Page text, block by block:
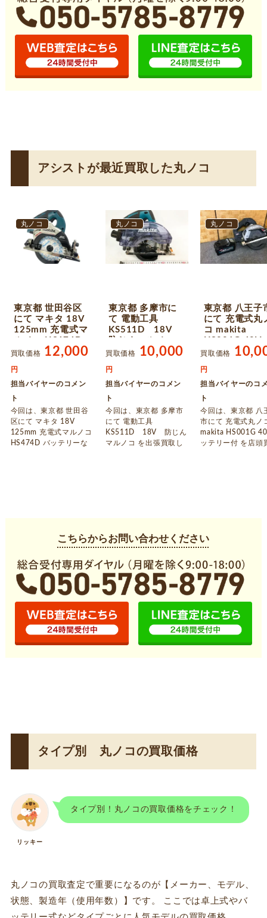
アシストが最近買取した丸ノコ
丸ノコ
東京都 世田谷区
にて マキタ 18V
125mm 充電式マ
バッテリーなし
取しました
買取価格 12,000
円
担当バイヤーのコメン
ト
今回は、東京都 世田谷
区にて マキタ 18V
125mm 充電式マルノコ
HS474D バッテリーな
丸ノコ
東京都 多摩市に
て 電動工具
KS511D 18V
を出張買取しまし
買取価格 10,000
円
担当バイヤーのコメン
ト
今回は、東京都 多摩市
にて 電動工具
KS511D 18V 防じん
マルノコ を出張買取し
丸ノコ
東京都 八王子
にて 充電式丸
コ makita
ッテリー付 を
買取価格
円
担当バイヤーのコ
ト
今回は、東京都 八
市にて 充電式丸ノ
makita HS001G
ッテリー付 を店頭
こちらからお問い合わせください
タイプ別 丸ノコの買取価格
リッキー
タイプ別！丸ノコの買取価格をチェック！
丸ノコの買取査定で重要になるのが【メーカー、モデル、
状態、製造年（使用年数）】です。 ここでは卓上式やバ